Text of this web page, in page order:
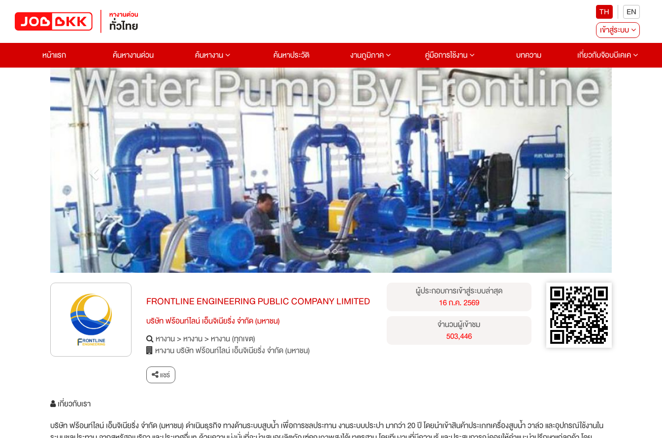
TH
EN
เข้าสู่ระบบ
หน้าแรก
ค้นหางานด่วน ค้นหางาน ค้นหาประวัติ งานภูมิภาค คู่มือการใช้งาน บทความ เกี่ยวกับจ๊อบบีเคเค
Previous Next
FRONTLINE ENGINEERING PUBLIC COMPANY LIMITED
บริษัท ฟร้อนท์ไลน์ เอ็นจิเนียริ่ง จำกัด (มหาชน)
หางาน>หางาน>หางาน (ทุกเขต)
หางาน บริษัท ฟร้อนท์ไลน์ เอ็นจิเนียริ่ง จำกัด (มหาชน)
แชร์
ผู้ประกอบการเข้าสู่ระบบล่าสุด
16 ก.ค. 2569
จำนวนผู้เข้าชม
503,446
เกี่ยวกับเรา
บริษัท ฟร้อนท์ไลน์ เอ็นจิเนียริ่ง จำกัด (มหาชน) ดำเนินธุรกิจ ทางด้านระบบสูบน้ำ เพื่อการชลประทาน งานระบบประปา มากว่า 20 ปี โดยนำเข้าสินค้าประเภทเครื่องสูบน้ำ วาล์ว และอุปกรณ์ใช้งานใน